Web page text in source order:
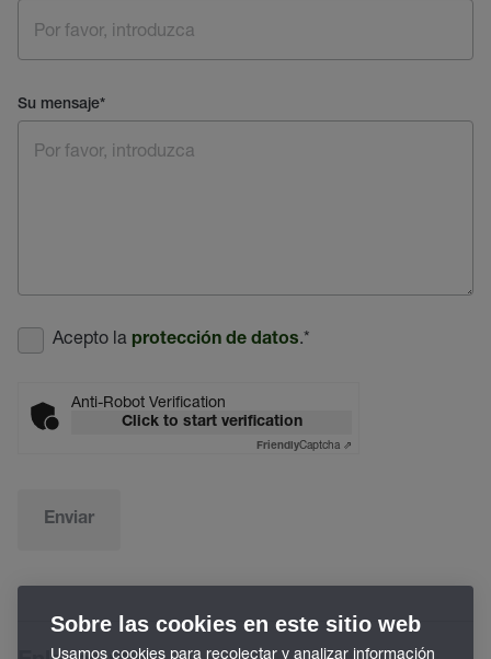
Su mensaje*
Acepto la protección de datos.*
Anti-Robot Verification
Click to start verification
FriendlyCaptcha ⇗
Enviar
Sobre las cookies en este sitio web
Usamos cookies para recolectar y analizar información